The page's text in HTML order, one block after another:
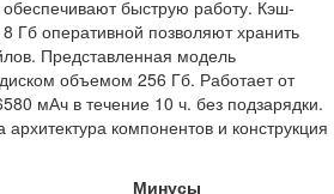
обеспечивают быструю работу. Кэш-
оперативной позволяют хранить
Представленная модель
объемом 256 Гб. Работает от
мАч в течение 10 ч. без подзарядки.
компонентов и конструкция
Минусы